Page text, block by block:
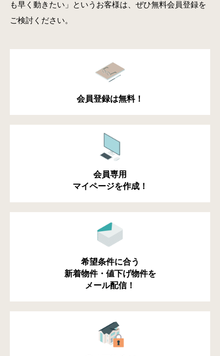
も早く動きたい」というお客様は、ぜひ無料会員登録を
ご検討ください。
会員登録は無料！
会員専用
マイページを作成！
希望条件に合う
新着物件・値下げ物件を
メール配信！